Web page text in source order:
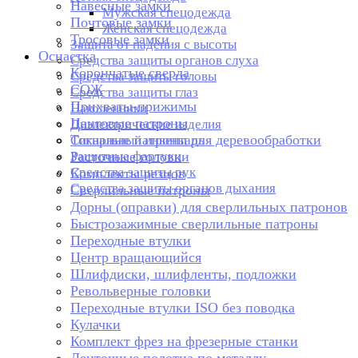
Мужская спецодежда
Женская спецодежда
Защита от падения с высоты
Средства защиты органов слуха
Средства защиты головы
Средства защиты глаз
Наколенники
Диэлектрические изделия
Сигнальный инвентарь
Защитные фартуки
Средства защиты рук
Средства защиты органов дыхания
Навесные замки
Почтовые замки
Тросовые замки
Оснастка
Корончатые сверла
СОЖ
Прихваты-прижимы
Цанговые патроны
Токарные патроны для деревообработки
Расточные головки
Комплекты резцов
Сверлильные патроны
Дорны (оправки) для сверлильных патронов
Быстрозажимные сверлильные патроны
Переходные втулки
Центр вращающийся
Шлифдиски, шлифленты, подложки
Револьверные головки
Переходные втулки ISO без поводка
Кулачки
Комплект фрез на фрезерные станки